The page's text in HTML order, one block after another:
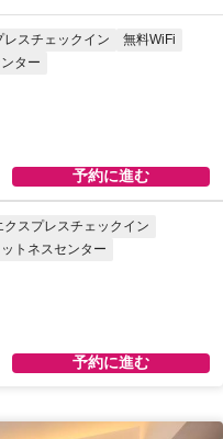
レスチェックイン
無料WiFi
ター
予約に進む
クスプレスチェックイン
トネスセンター
予約に進む